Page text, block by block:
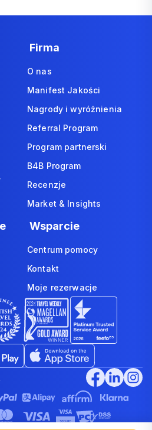
Firma
O nas
Manifest Jakości
Nagrody i wyróżnienia
Referral Program
Program partnerski
B4B Program
Recenzje
Market & Insights
Wsparcie
Centrum pomocy
Kontakt
Moje rezerwacje